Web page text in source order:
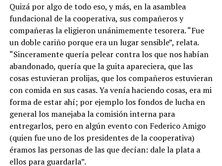
Quizá por algo de todo eso, y más, en la asamblea
fundacional de la cooperativa, sus compañeros y
compañeras la eligieron unánimemente tesorera. “Fue
un doble cariño porque era un lugar sensible”, relata.
“Sinceramente quería pelear contra los que nos habían
abandonado, quería que la guita apareciera, que las
cosas estuvieran prolijas, que los compañeros estuvieran
con comida en sus casas. Ya venía haciendo cosas, era mi
forma de estar ahí; por ejemplo los fondos de lucha en
general los manejaba la comisión interna para
entregarlos, pero en algún evento con Federico Amigo
(quien fue uno de los presidentes de la cooperativa)
éramos las personas de las que decían: dale la plata a
ellos para guardarla”.